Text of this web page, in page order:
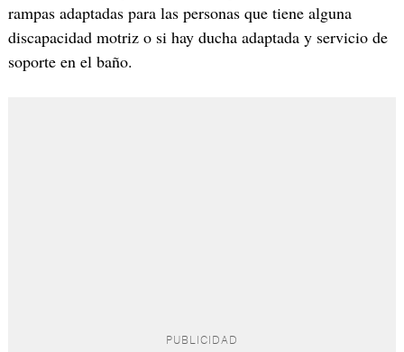
rampas adaptadas para las personas que tiene alguna
discapacidad motriz o si hay ducha adaptada y servicio de
soporte en el baño.